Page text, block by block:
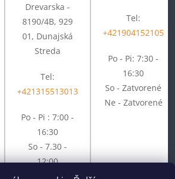
Drevarska -
8190/4B, 929
01, Dunajská
Streda
Tel:
+421315513013
Po - Pi : 7:00 -
16:30
So - 7.30 -
12:00
Ne - Zatvorené
Tel:
+421904152105
Po - Pi: 7:30 -
16:30
So - Zatvorené
Ne - Zatvorené